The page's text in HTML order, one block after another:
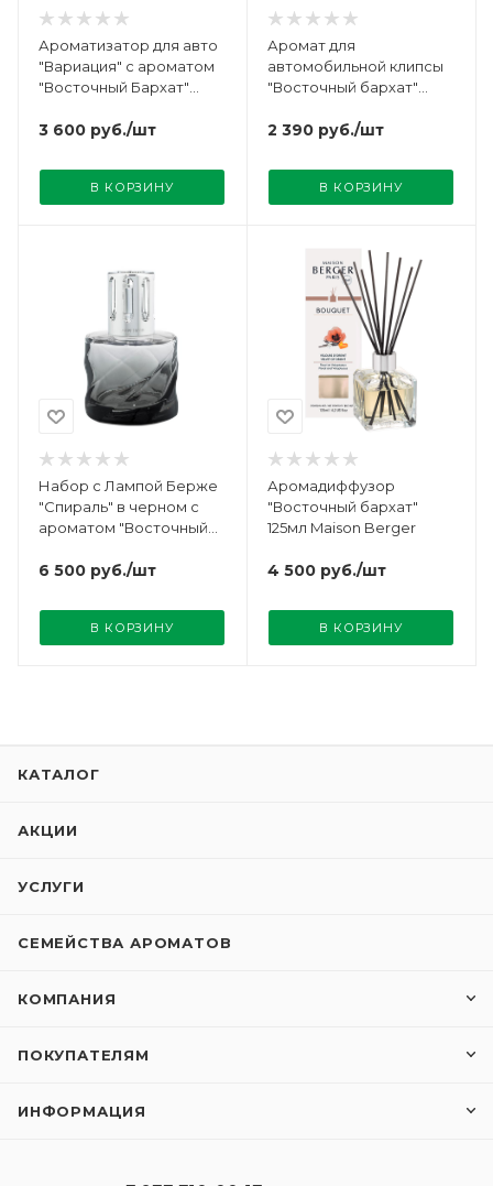
Ароматизатор для авто
"Вариация" с ароматом
"Восточный Бархат"
3 600 руб./шт
В КОРЗИНУ
Аромат для
автомобильной клипсы
"Восточный бархат"
2 390 руб./шт
В КОРЗИНУ
Набор с Лампой Берже
"Спираль" в черном с
ароматом "Восточный
6 500 руб./шт
В КОРЗИНУ
Аромадиффузор
"Восточный бархат"
125мл Maison Berger
4 500 руб./шт
В КОРЗИНУ
КАТАЛОГ
АКЦИИ
УСЛУГИ
СЕМЕЙСТВА АРОМАТОВ
КОМПАНИЯ
ПОКУПАТЕЛЯМ
ИНФОРМАЦИЯ